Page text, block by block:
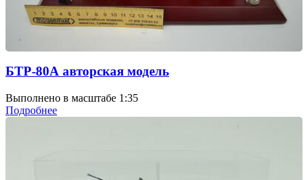
БТР-80А авторская модель
Выполнено в масштабе 1:35
Подробнее